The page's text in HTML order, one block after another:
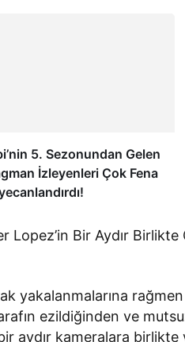
5. Sezonundan Gelen
İzleyenleri Çok Fena
Bir Aydır Birlikte
yakalanmalarına
ezildiğinden ve
aydır kameralara birlikte